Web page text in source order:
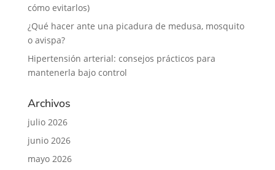
cómo evitarlos)
¿Qué hacer ante una picadura de medusa, mosquito
o avispa?
Hipertensión arterial: consejos prácticos para
mantenerla bajo control
Archivos
julio 2026
junio 2026
mayo 2026